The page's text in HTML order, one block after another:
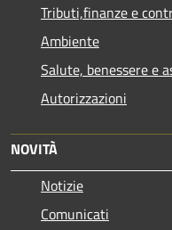
Tributi,finanze e
Ambiente
Salute, benessere e
Autorizzazioni
NOVITÀ
Notizie
Comunicati